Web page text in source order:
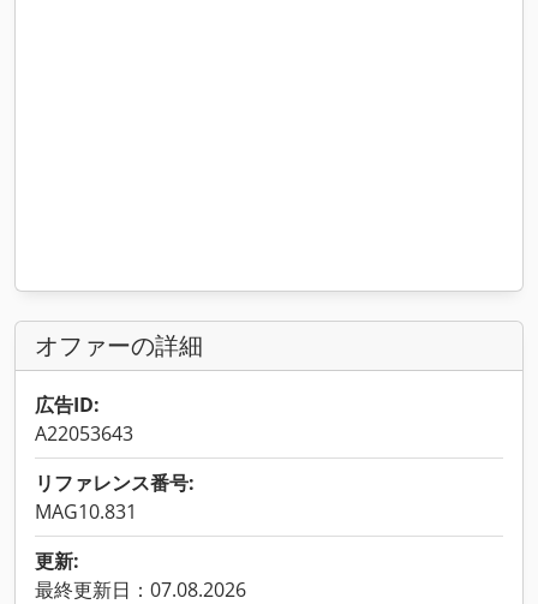
オファーの詳細
広告ID:
A22053643
リファレンス番号:
MAG10.831
更新:
最終更新日：07.08.2026